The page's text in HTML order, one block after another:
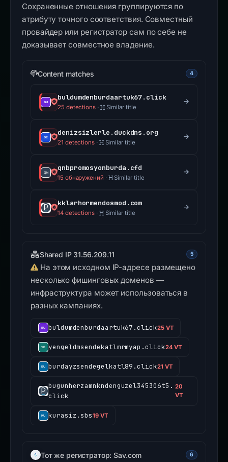
Сохраненные отношения группируются по
атрибуту точного соответствия. Совместный
провайдер или регистратор сам по себе не
доказывает совместное владение.
Content matches 4
buldumdenburdaartuk67.click
25 detections· Similar title
denizsizlerle.duckdns.org
21 detections· Similar title
qnbpromosyonburda.cfd
15 обнаружений · Similar title
kklarhormendosmod.com
14 detections· Similar title
Shared IP 31.56.209.11 5
На этом исходном IP-адресе размещено
несколько фишинговых доменов —
инфраструктура может использоваться в
разных кампаниях.
buldumdenburdaartuk67.click25 VT
yengeldmsendekatlmrmyap.click24 VT
burdayzsendegelkatl89.click21 VT
bugunherzamnkndenguzel345306t5.
click
20
VT
kurasiz.sbs19 VT
Тот же регистратор: Sav.com 6